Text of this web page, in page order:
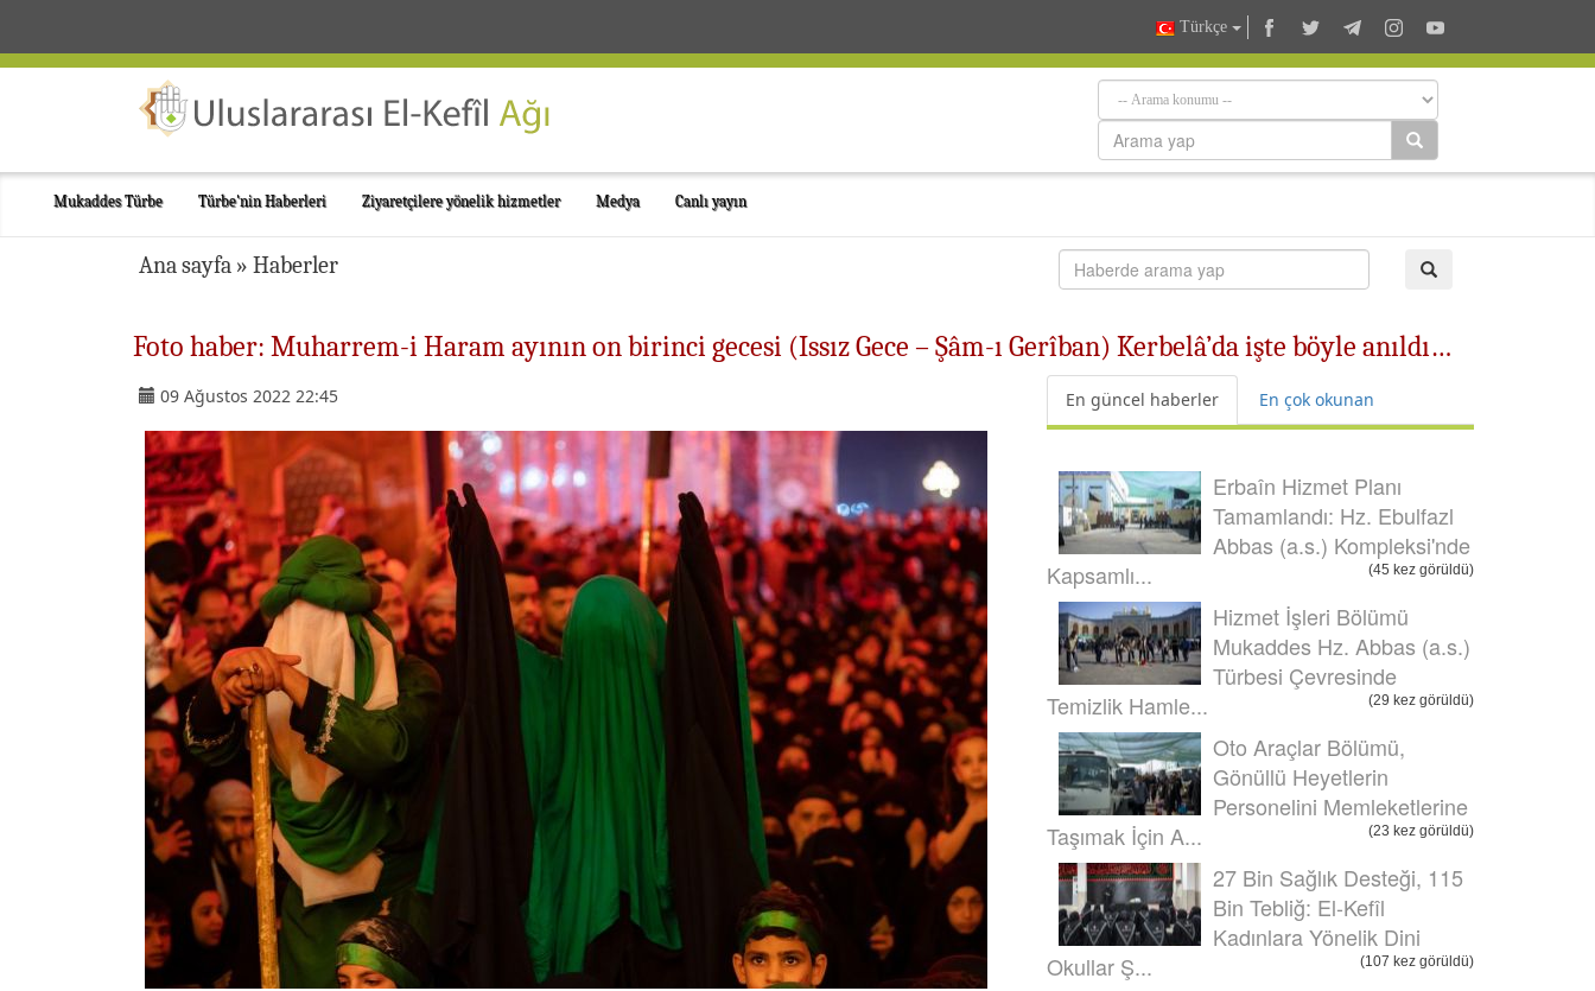
Türkçe
Mukaddes Türbe Türbe'nin Haberleri Ziyaretçilere yönelik hizmetler Medya Canlı yayın
Ana sayfa » Haberler
Foto haber: Muharrem-i Haram ayının on birinci gecesi (Issız Gece – Şâm-ı Gerîban) Kerbelâ’da işte böyle anıldı…
09 Ağustos 2022 22:45 En güncel haberler En çok okunan
Erbaîn Hizmet Planı
Tamamlandı: Hz. Ebulfazl
Abbas (a.s.) Kompleksi'nde
Kapsamlı...
(45 kez görüldü)
Hizmet İşleri Bölümü
Mukaddes Hz. Abbas (a.s.)
Türbesi Çevresinde
Temizlik Hamle...
(29 kez görüldü)
Oto Araçlar Bölümü,
Gönüllü Heyetlerin
Personelini Memleketlerine
Taşımak İçin A...
(23 kez görüldü)
27 Bin Sağlık Desteği, 115
Bin Tebliğ: El-Kefîl
Kadınlara Yönelik Dini
Okullar Ş...
(107 kez görüldü)